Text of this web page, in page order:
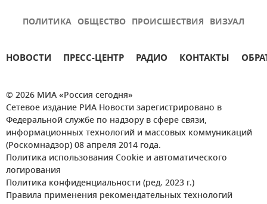
ПОЛИТИКА ОБЩЕСТВО ПРОИСШЕСТВИЯ ВИЗУАЛ
НОВОСТИ ПРЕСС-ЦЕНТР РАДИО КОНТАКТЫ
© 2026 МИА «Россия сегодня»
Сетевое издание РИА Новости зарегистрировано в
Федеральной службе по надзору в сфере связи,
информационных технологий и массовых коммуникаций
(Роскомнадзор) 08 апреля 2014 года.
Политика использования Cookie и автоматического
логирования
Политика конфиденциальности (ред. 2023 г.)
Правила применения рекомендательных технологий